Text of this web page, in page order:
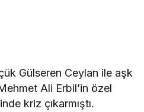
Gülseren Ceylan ile aşk
Ali Erbil’in özel
kriz çıkarmıştı.